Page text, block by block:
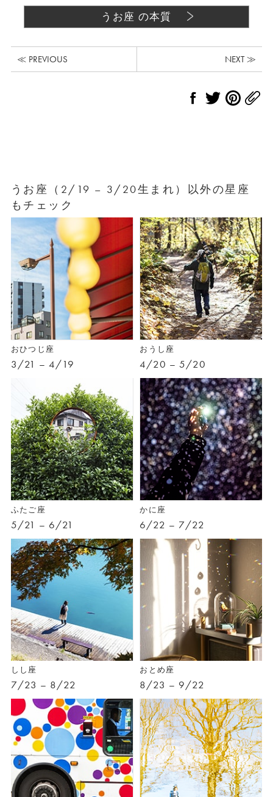
うお座 の本質
≪ PREVIOUS NEXT ≫
うお座（2/19 – 3/20生まれ）以外の星座
もチェック
おひつじ座
3/21 – 4/19
おうし座
4/20 – 5/20
ふたご座
5/21 – 6/21
かに座
6/22 – 7/22
しし座
7/23 – 8/22
おとめ座
8/23 – 9/22